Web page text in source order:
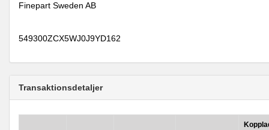
Finepart Sweden AB
549300ZCX5WJ0J9YD162
Transaktionsdetaljer